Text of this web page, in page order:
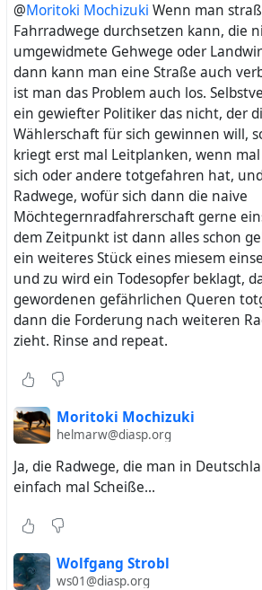
@Moritoki Mochizuki Wenn man
Fahrradwege durchsetzen kann, die
umgewidmete Gehwege oder
dann kann man eine Straße auch
ist man das Problem auch los.
ein gewiefter Politiker das nicht, der
Wählerschaft für sich gewinnen will,
kriegt erst mal Leitplanken, wenn
sich oder andere totgefahren hat,
Radwege, wofür sich dann die naive
Möchtegernradfahrerschaft gerne
dem Zeitpunkt ist dann alles schon
ein weiteres Stück eines miesem
und zu wird ein Todesopfer beklagt,
gewordenen gefährlichen Queren
dann die Forderung nach weiteren
zieht. Rinse and repeat.
Moritoki Mochizuki
helmarw@diasp.org
Ja, die Radwege, die man in
einfach mal Scheiße...
Wolfgang Strobl
ws01@diasp.org